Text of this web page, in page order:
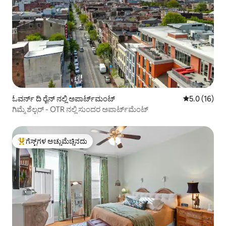
ಓವರ್ನ್ ದಿ ರೈನ್ ನಲ್ಲಿ ಅಪಾರ್ಟ್‌ಮಂಟ್ 5 ರಲ್ಲಿ 5.0
5.0 (16)
ಗಿಮ್ಮೆ ಶೆಲ್ಟರ್ - OTR ನಲ್ಲಿ ಸುಂದರ ಅಪಾರ್ಟ್‌ಮೆಂಟ್
ಗೆಸ್ಟ್‌ಗಳಿಗೆ ಅತಿ ಹೆಚ್ಚು ಅಚ್ಚುಮೆಚ್ಚಿನದು
ಗೆಸ್ಟ್‌ಗಳ ಅಚ್ಚುಮೆಚ್ಚಿನದು